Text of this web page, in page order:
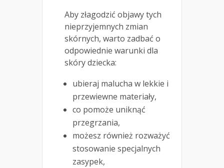
Aby złagodzić objawy tych
nieprzyjemnych zmian
skórnych, warto zadbać o
odpowiednie warunki dla
skóry dziecka:
ubieraj malucha w lekkie i
przewiewne materiały,
co pomoże uniknąć
przegrzania,
możesz również rozważyć
stosowanie specjalnych
zasypek,